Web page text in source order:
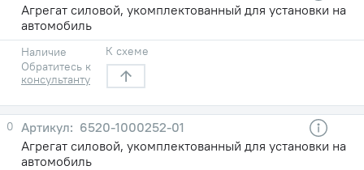
Агрегат силовой, укомплектованный для установки на
автомобиль
Наличие
Обратитесь к
консультанту
К схеме
0
6520-1000252-01
Агрегат силовой, укомплектованный для установки на
автомобиль